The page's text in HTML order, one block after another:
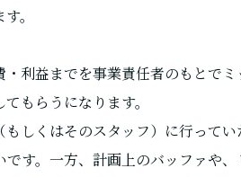
。
利益までを事業責任者のもとで
もらうになります。
しくはそのスタッフ）に行って
す。一方、計画上のバッファや